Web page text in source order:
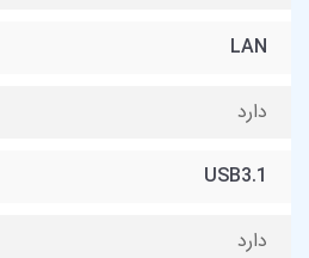
LAN
دارد
USB3.1
دارد